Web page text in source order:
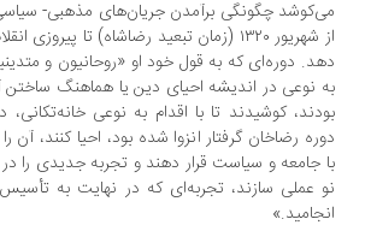
چگونگی برآمدن جریان‌های مذهبی- سیاسی در
از شهریور ۱۳۲۰ (زمان تبعید رضاشاه) تا پیروزی انقلاب
دوره‌ای که به قول خود او «روحانیون و متدینین و
نوعی در اندیشه احیای دین یا هماهنگ ساختن آن با
کوشیدند تا با اقدام به نوعی خانه‌تکانی، دین را
رضاخان گرفتار انزوا شده بود، احیا کنند، آن را در
جامعه و سیاست قرار دهند و تجربه جدیدی را در
عملی سازند، تجربه‌ای که در نهایت به تأسیس